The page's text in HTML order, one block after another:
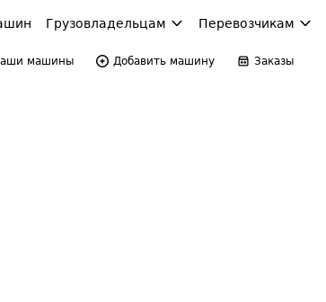
Грузовладельцам Перевозчикам
машины Добавить машину Заказы